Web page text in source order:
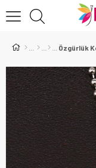
Özgürlük